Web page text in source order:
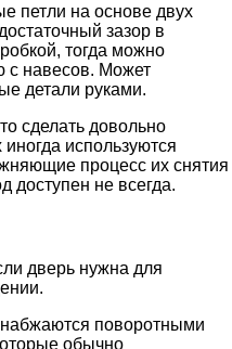
петли на основе двух
зазор в
тогда можно
с навесов. Может
детали руками.
сделать довольно
используются
процесс их снятия
доступен не всегда.
дверь нужна для
поворотными
обычно